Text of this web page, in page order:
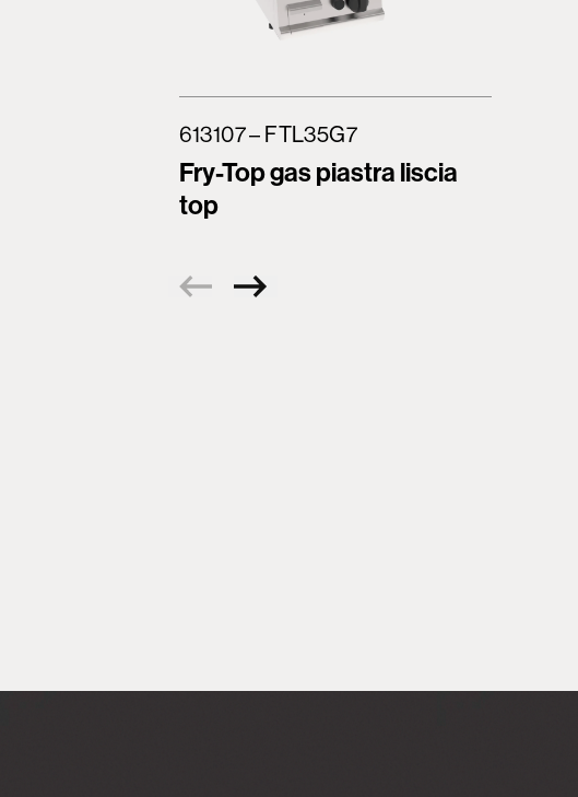
Fry-Top gas piastra liscia
top
613107 – FTL35G7